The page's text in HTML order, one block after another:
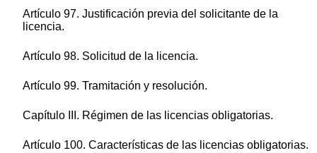
Artículo 97. Justificación previa del solicitante de la
licencia.
Artículo 98. Solicitud de la licencia.
Artículo 99. Tramitación y resolución.
Capítulo III. Régimen de las licencias obligatorias.
Artículo 100. Características de las licencias obligatorias.